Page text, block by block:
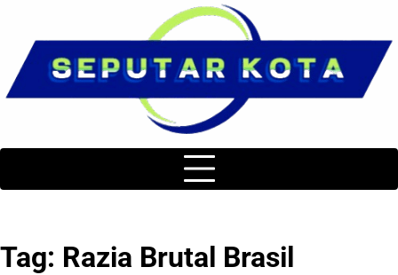
content
Tag: Razia Brutal Brasil